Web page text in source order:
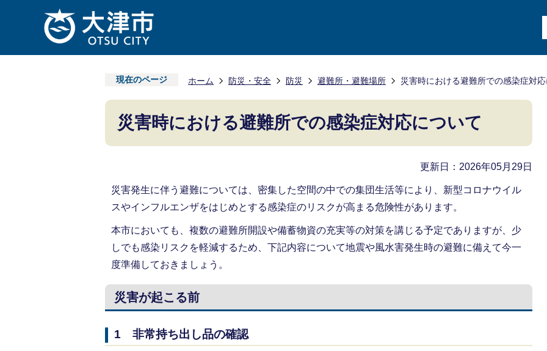
現在のページ ホーム 防災・安全 防災 避難所・避難場所 災害時における避難所での感染症対
災害時における避難所での感染症対応について
更新日：2026年05月29日
災害発生に伴う避難については、密集した空間の中での集団生活等により、新型コロナウイル
スやインフルエンザをはじめとする感染症のリスクが高まる危険性があります。
本市においても、複数の避難所開設や備蓄物資の充実等の対策を講じる予定でありますが、少
しでも感染リスクを軽減するため、下記内容について地震や風水害発生時の避難に備えて今一
度準備しておきましょう。
災害が起こる前
1 非常持ち出し品の確認